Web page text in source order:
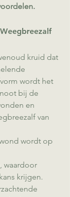
kruid dat
wordt het
bij de
en
van
wordt op
waardoor
krijgen.